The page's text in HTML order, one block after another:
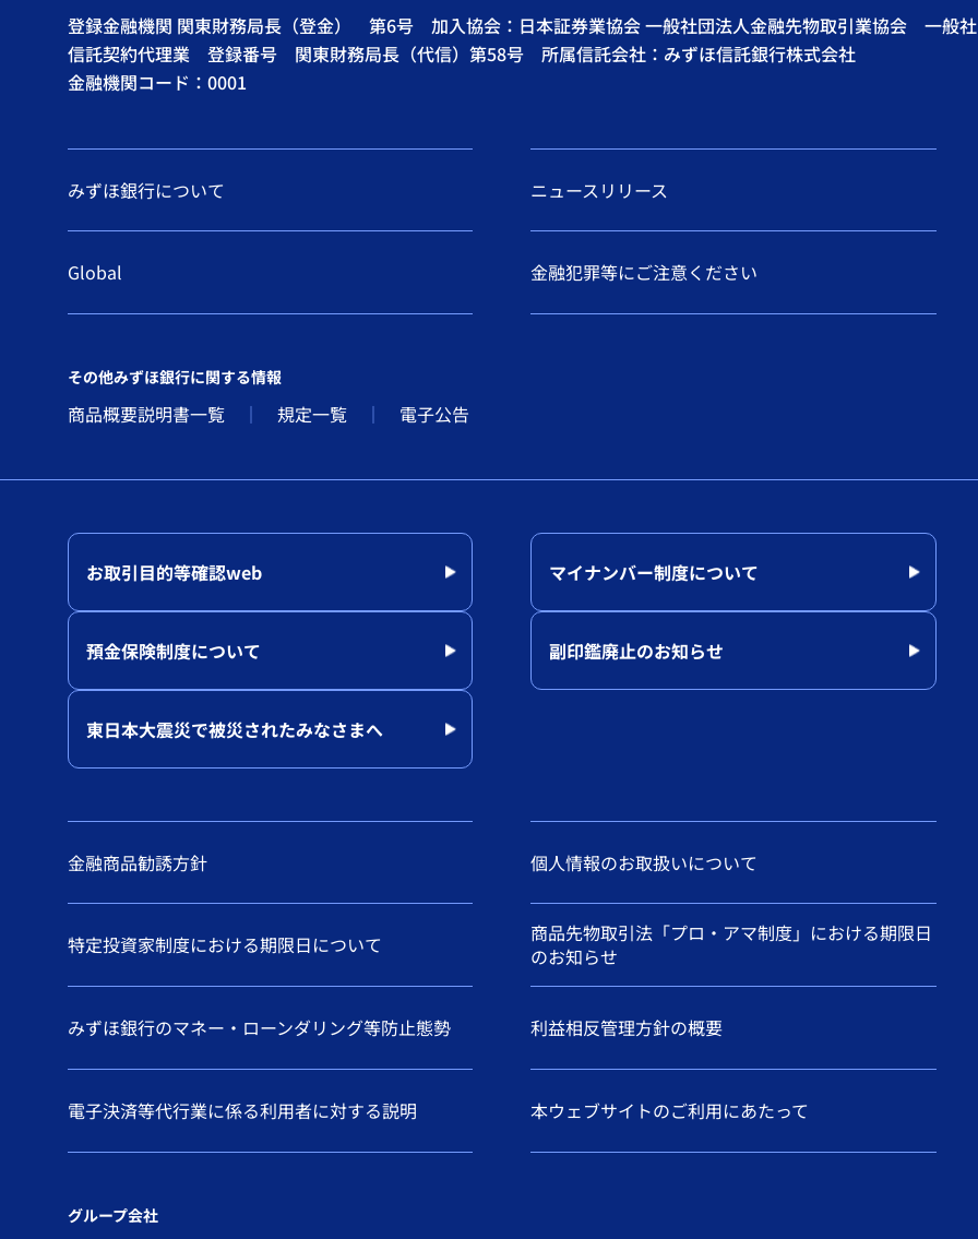
登録金融機関 関東財務局長（登金） 第6号 加入協会：日本証券業協会 一般社団法人金融先物取引業協会 一般
信託契約代理業 登録番号 関東財務局長（代信）第58号 所属信託会社：みずほ信託銀行株式会社
金融機関コード：0001
みずほ銀行について ニュースリリース
Global 金融犯罪等にご注意ください
その他みずほ銀行に関する情報
商品概要説明書一覧 規定一覧 電子公告
お取引目的等確認web マイナンバー制度について
預金保険制度について 副印鑑廃止のお知らせ
東日本大震災で被災されたみなさまへ
金融商品勧誘方針 個人情報のお取扱いについて
特定投資家制度における期限日について
商品先物取引法「プロ・アマ制度」における期限日
のお知らせ
みずほ銀行のマネー・ローンダリング等防止態勢 利益相反管理方針の概要
電子決済等代行業に係る利用者に対する説明 本ウェブサイトのご利用にあたって
グループ会社